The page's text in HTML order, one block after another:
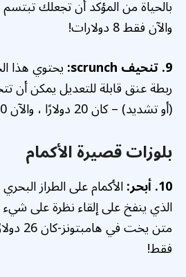
والآن فقط 8 دولارات!
9. تنحيف scrunch:
يحتوي هذا
ربطة عنق قابلة للتعديل يمكن أن
(أو تشديد) – كان 20 دولارًا ، والآن 10 دولارات فقط!
بلوزات قصيرة الأكمام
10. أبحر: الأكمام على الطراز
الذي ينفخ على إلقاء نظرة على
فقط!